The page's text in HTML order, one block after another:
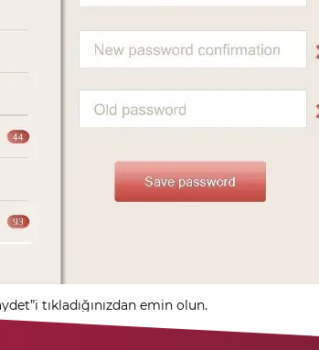
tıkladığınızdan emin olun.